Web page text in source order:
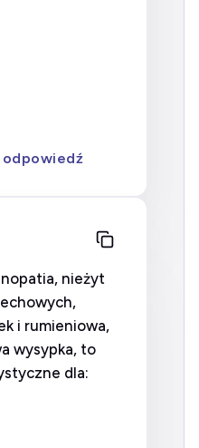
odpowiedź
nieżyt
i rumieniowa,
wysypka, to
dla: